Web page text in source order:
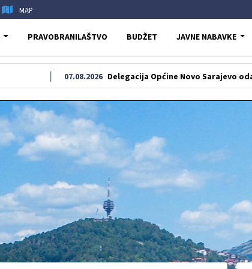
MAP
PRAVOBRANILAŠTVO BUDŽET JAVNE NABAVKE
Delegacija Općine Novo Sarajevo odala počast